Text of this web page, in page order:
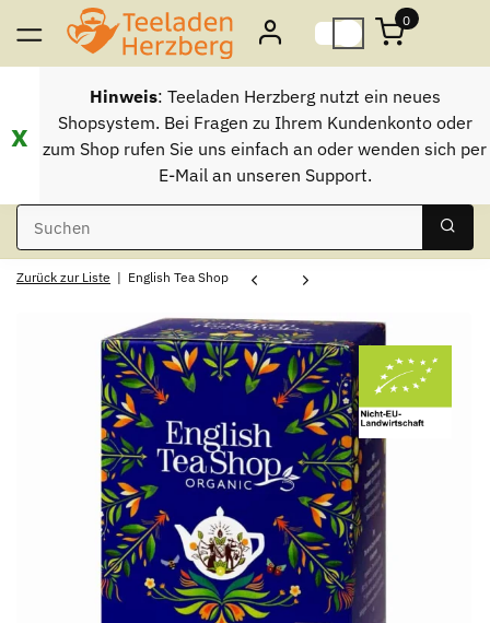
0
x
Hinweis: Teeladen Herzberg nutzt ein neues
Shopsystem. Bei Fragen zu Ihrem Kundenkonto oder
zum Shop rufen Sie uns einfach an oder wenden sich per
E-Mail an unseren Support.
Zurück zur Liste English Tea Shop